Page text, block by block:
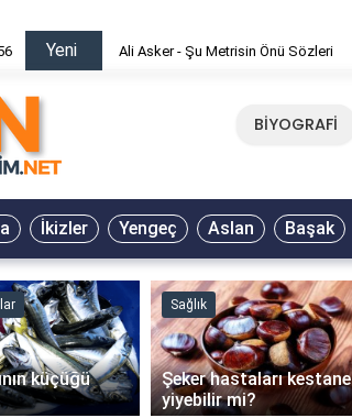
Yeni Ali Asker - Şu Metrisin Önü Sözleri
BİYOGRAFİ
İkizler Yengeç Aslan Başak
küçüğü
Sağlık
Şeker hastaları kestane
yiyebilir mi?